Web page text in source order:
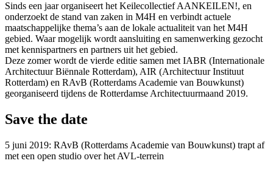
Sinds een jaar organiseert het Keilecollectief AANKEILEN!, en
onderzoekt de stand van zaken in M4H en verbindt actuele
maatschappelijke thema’s aan de lokale actualiteit van het M4H
gebied. Waar mogelijk wordt aansluiting en samenwerking gezocht
met kennispartners en partners uit het gebied.
Deze zomer wordt de vierde editie samen met IABR (Internationale
Architectuur Biënnale Rotterdam), AIR (Architectuur Instituut
Rotterdam) en RAvB (Rotterdams Academie van Bouwkunst)
georganiseerd tijdens de Rotterdamse Architectuurmaand 2019.
Save the date
5 juni 2019: RAvB (Rotterdams Academie van Bouwkunst) trapt af
met een open studio over het AVL-terrein